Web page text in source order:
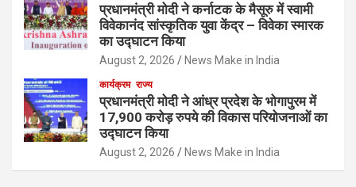
प्रधानमंत्री मोदी ने कर्नाटक के मैसूरु में स्वामी
विवेकानंद सांस्कृतिक युवा केंद्र – विवेका स्मारक
का उद्घाटन किया
August 2, 2026 News Make in India
कार्यक्रम राज्य
प्रधानमंत्री मोदी ने आंध्र प्रदेश के भोगापुरम में
17,900 करोड़ रुपये की विकास परियोजनाओं का
उद्घाटन किया
August 2, 2026 News Make in India